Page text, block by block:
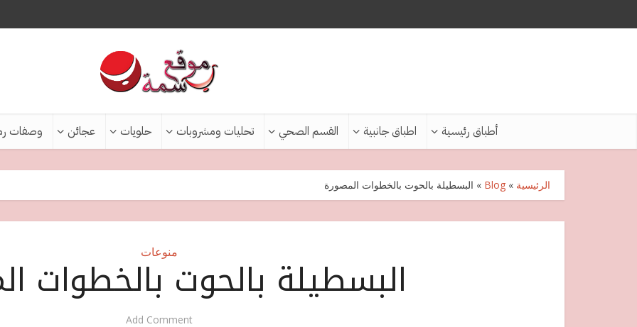
أطباق رئيسية اطباق جانبية القسم الصحي تحليات ومشروبات حلويات عجائن وصفات
الرئيسية »
Blog
» البسطيلة بالحوت بالخطوات المصورة
منوعات
البسطيلة بالحوت بالخطوات
Add Comment